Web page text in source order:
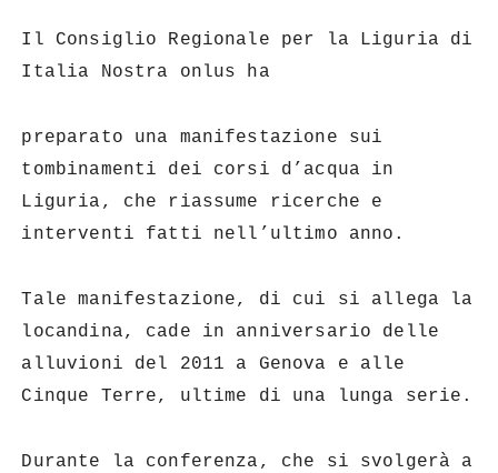
Il Consiglio Regionale per la Liguria di
Italia Nostra onlus ha
preparato una manifestazione sui
tombinamenti dei corsi d’acqua in
Liguria, che riassume ricerche e
interventi fatti nell’ultimo anno.
Tale manifestazione, di cui si allega la
locandina, cade in anniversario delle
alluvioni del 2011 a Genova e alle
Cinque Terre, ultime di una lunga serie.
Durante la conferenza, che si svolgerà a